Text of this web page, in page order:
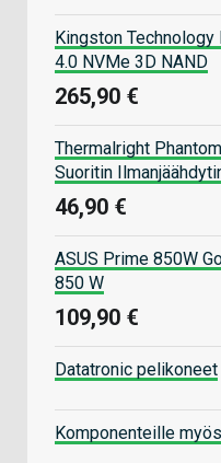
Kingston Technology
4.0 NVMe 3D NAND
265,90 €
Thermalright
Suoritin
46,90 €
ASUS Prime 850W
850 W
109,90 €
Datatronic pelikoneet
Komponenteille